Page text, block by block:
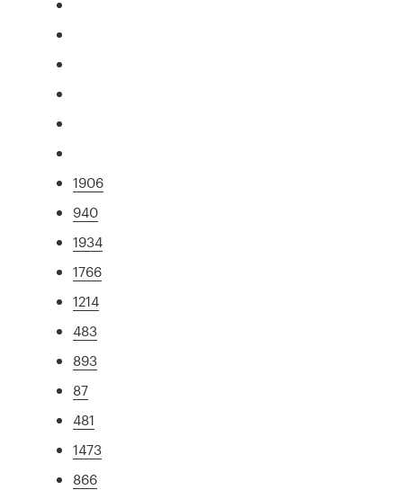
1906
940
1934
1766
1214
483
893
87
481
1473
866